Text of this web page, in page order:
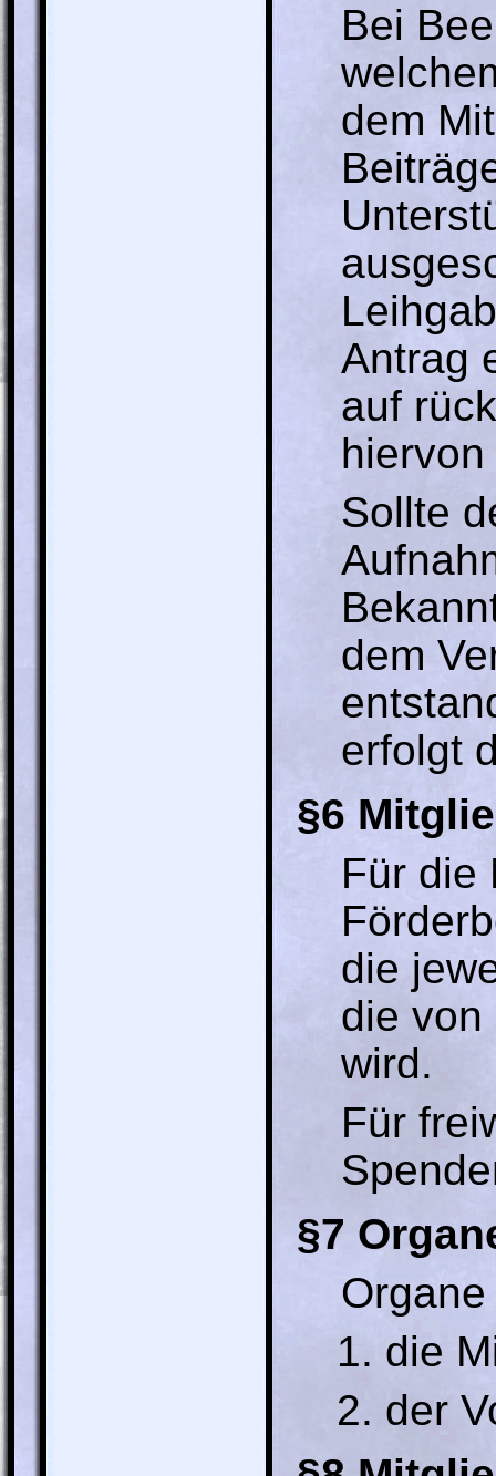
Bei
dem
Antrag
auf
Sollte
dem
erfolgt
§6
Für die
die
die von
wird.
Für
§7
die
der